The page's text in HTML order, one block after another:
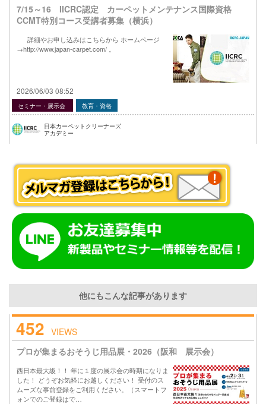
7/15～16 IICRC認定 カーペットメンテナンス国際資格
CCMT特別コース受講者募集（横浜）
詳細やお申し込みはこちらから ホームページ
→http://www.japan-carpet.com/ 。
2026/06/03 08:52
セミナー・展示会 教育・資格
日本カーペットクリーナーズ
アカデミー
他にもこんな記事があります
452 VIEWS
プロが集まるおそうじ用品展・2026（阪和 展示会）
西日本最大級！！ 年に１度の展示会の時期になりま
した！ どうぞお気軽にお越しください！ 受付のス
ムーズな事前登録をご利用ください。（スマートフ
ォンでのご登録はで…